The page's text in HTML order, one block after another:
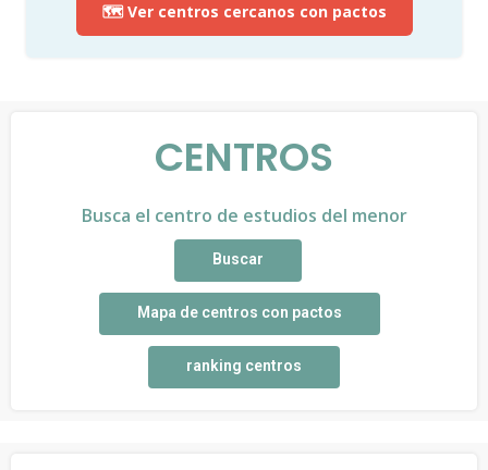
🗺️ Ver centros cercanos con pactos
CENTROS
Busca el centro de estudios del menor
Buscar
Mapa de centros con pactos
ranking centros